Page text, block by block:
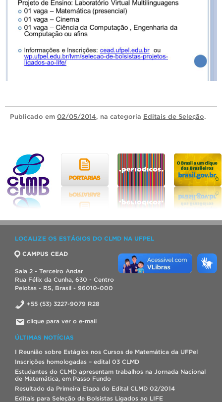
Publicado em 02/05/2014, na categoria Editais de Seleção.
LOCALIZE OS ESTÁGIOS DO CLMD NA UFPEL
CAMPUS CEAD
Sala 2 - Terceiro Andar
Rua Félix da Cunha, 630 - Centro
Pelotas - RS, Brasil - 96010-000
+55 (53) 3227-9079 R28
clique para ver o e-mail
ÚLTIMAS NOTÍCIAS
I Reunião sobre Estágios nos Cursos de Matemática da UFPel
Inscrições homologadas – edital 03 CLMD
Estudantes do CLMD apresentam trabalhos na Jornada Nacional
de Matemática, em Passo Fundo
Resultado da Primeira Etapa do Edital CLMD 02/2014
Editais para Seleção de Bolsistas Ligados ao LIFE